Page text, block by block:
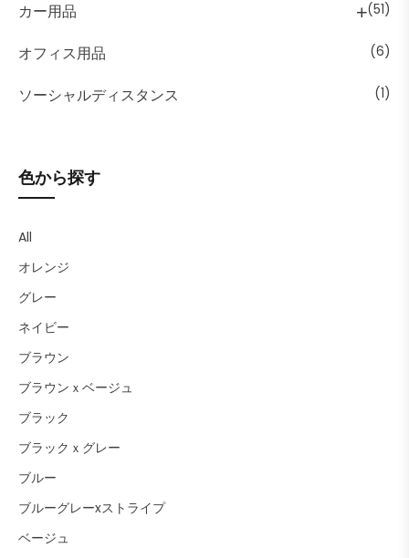
カー用品 (51)
オフィス用品 (6)
ソーシャルディスタンス (1)
色から探す
All
オレンジ
グレー
ネイビー
ブラウン
ブラウンｘベージュ
ブラック
ブラックｘグレー
ブルー
ブルーグレーxストライプ
ベージュ